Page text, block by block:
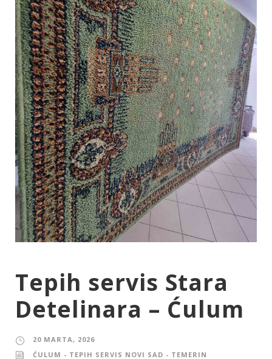
Tepih servis Stara
Detelinara – Ćulum
20 MARTA, 2026
ĆULUM - TEPIH SERVIS NOVI SAD - TEMERIN